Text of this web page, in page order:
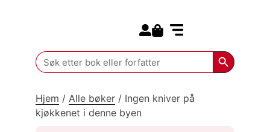
Search
for:
Search
Hjem / Alle bøker / Ingen kniver på
kjøkkenet i denne byen